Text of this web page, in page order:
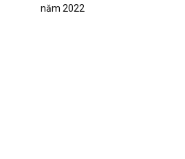
năm 2022